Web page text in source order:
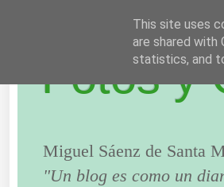
Fotos y
Miguel Sáenz de Santa
"Un blog es como un
This site uses
are shared with
statistics, and